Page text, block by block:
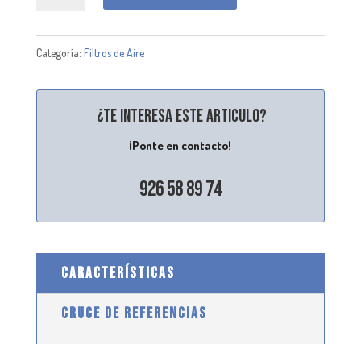
Categoría: Filtros de Aire
¿Te interesa este articulo?
¡Ponte en contacto!
926 58 89 74
CARACTERÍSTICAS
CRUCE DE REFERENCIAS